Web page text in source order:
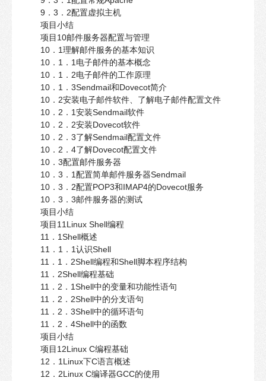
9．3．2配置虚拟主机
项目小结
项目10邮件服务器配置与管理
10．1理解邮件服务的基本知识
10．1．1电子邮件的基本概念
10．1．2电子邮件的工作原理
10．1．3Sendmail和Dovecot简介
10．2安装电子邮件软件、了解电子邮件配置文件
10．2．1安装Sendmail软件
10．2．2安装Dovecot软件
10．2．3了解Sendmail配置文件
10．2．4了解Dovecot配置文件
10．3配置邮件服务器
10．3．1配置简单邮件服务器Sendmail
10．3．2配置POP3和IMAP4的Dovecot服务
10．3．3邮件服务器的测试
项目小结
项目11Linux Shell编程
11．1Shell概述
11．1．1认识Shell
11．1．2Shell编程和Shell脚本程序结构
11．2Shell编程基础
11．2．1Shell中的变量和功能性语句
11．2．2Shell中的分支语句
11．2．3Shell中的循环语句
11．2．4Shell中的函数
项目小结
项目12Linux C编程基础
12．1Linux下C语言概述
12．2Linux C编译器GCC的使用